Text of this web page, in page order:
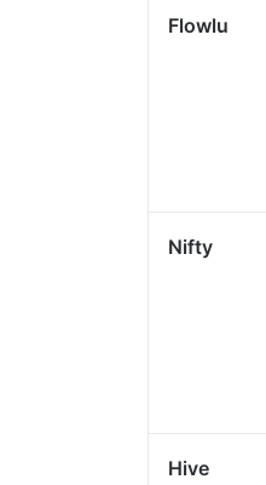
Flowlu
Nifty
Hive